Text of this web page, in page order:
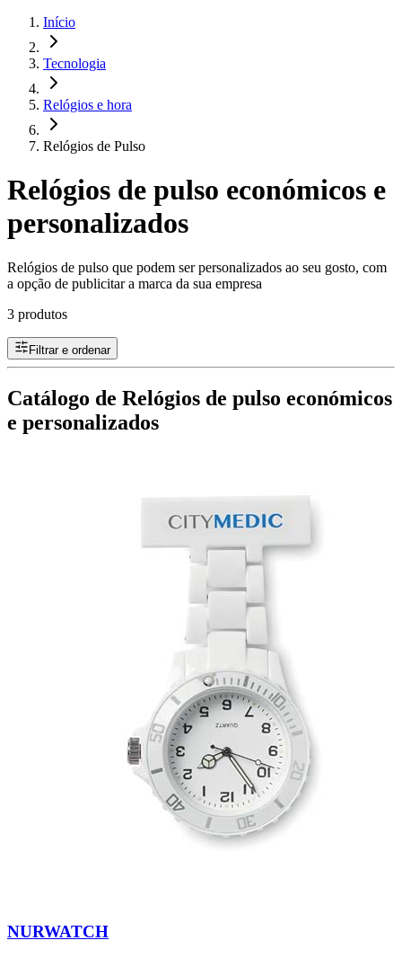
Início
Tecnologia
Relógios e hora
Relógios de Pulso
Relógios de pulso económicos e
personalizados
Relógios de pulso que podem ser personalizados ao seu gosto, com
a opção de publicitar a marca da sua empresa
3 produtos
Filtrar e ordenar
Catálogo de Relógios de pulso económicos
e personalizados
NURWATCH